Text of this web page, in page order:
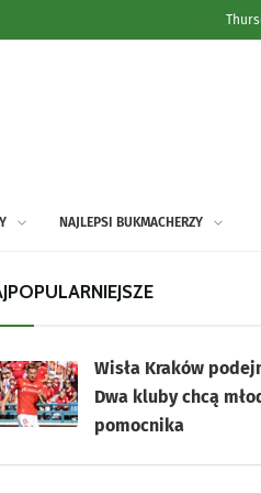
NAJLEPSI BUKMACHERZY
Wisła Kraków
Dwa kluby chcą
pomocnika